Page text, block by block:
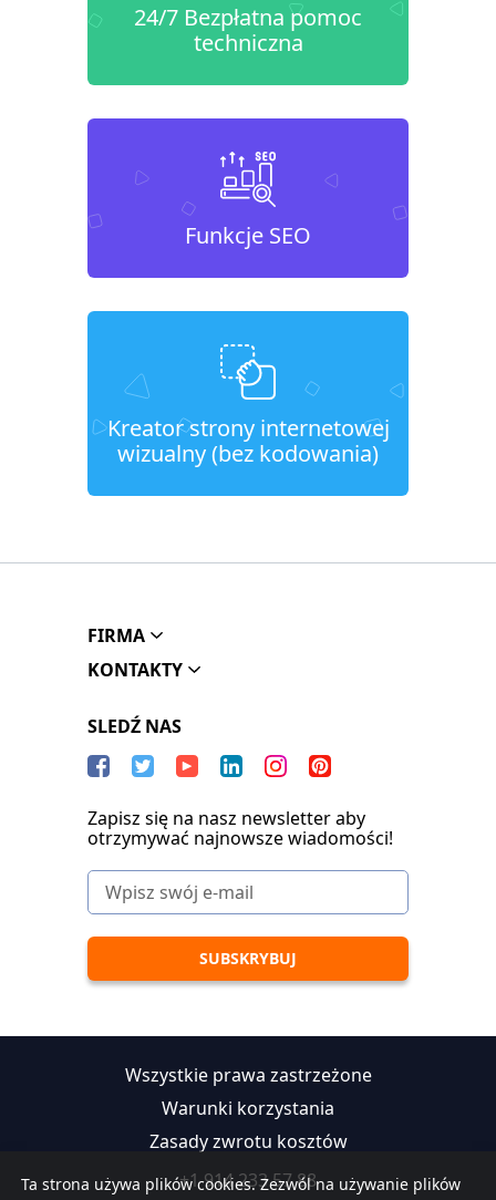
24/7 Bezpłatna pomoc
techniczna
Funkcje SEO
Kreator strony internetowej
wizualny (bez kodowania)
Ta strona używa plików cookies. Zezwól na używanie plików
FIRMA
KONTAKTY
SLEDŹ NAS
Zapisz się na nasz newsletter aby
otrzymywać najnowsze wiadomości!
Wszystkie prawa zastrzeżone
Warunki korzystania
Zasady zwrotu kosztów
+1 914 233 57 88